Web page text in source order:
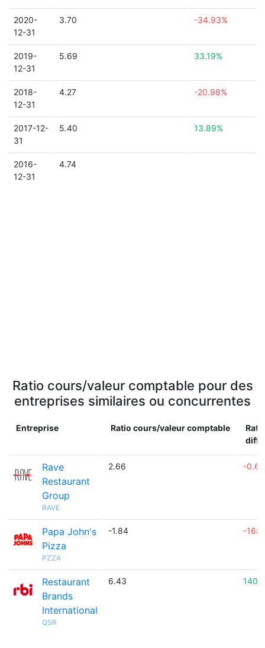
2020-
12-31
3.70 -34.93%
2019-
12-31
5.69 33.19%
2018-
12-31
4.27 -20.98%
2017-12-
31
5.40 13.89%
2016-
12-31
4.74
Ratio cours/valeur comptable pour des
entreprises similaires ou concurrentes
Entreprise Ratio cours/valeur comptable
diff.
Rave
Restaurant
Group
RAVE
2.66 -
Papa John's
Pizza
PZZA
-1.84 -
Restaurant
Brands
International
QSR
6.43